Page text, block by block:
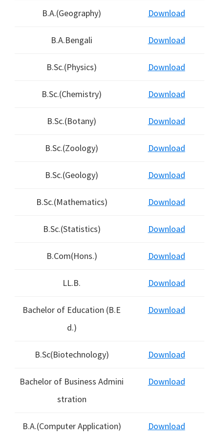
B.A.(Geography) Download
B.A.Bengali Download
B.Sc.(Physics) Download
B.Sc.(Chemistry) Download
B.Sc.(Botany) Download
B.Sc.(Zoology) Download
B.Sc.(Geology) Download
B.Sc.(Mathematics) Download
B.Sc.(Statistics) Download
B.Com(Hons.) Download
LL.B. Download
Bachelor of Education (B.E
d.)
Download
B.Sc(Biotechnology) Download
Bachelor of Business Admini
stration
Download
B.A.(Computer Application) Download